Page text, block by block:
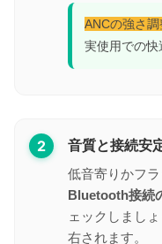
ANCの強さ
実使用での快
2
音質と接続安
低音寄りかフ
Bluetooth接続
ェックしまし
右されます。